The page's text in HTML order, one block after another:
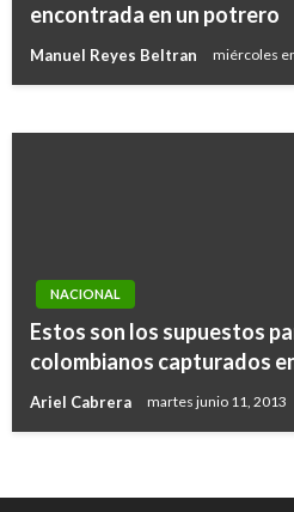
encontrada en un potrero
Manuel Reyes Beltran miércoles
Hezbollah en Venezuela,
NACIONAL
Estos son los supuestos
colombianos capturados
Ariel Cabrera martes junio 11, 2013